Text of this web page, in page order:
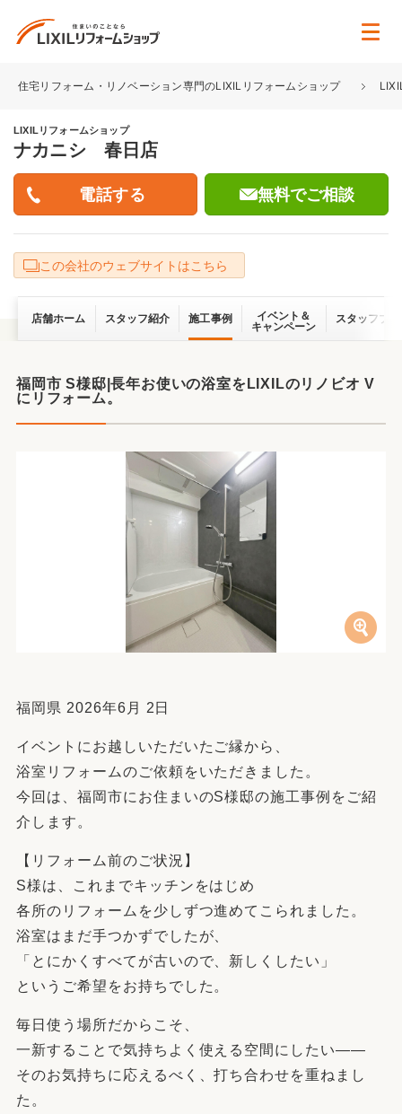
住宅リフォーム・リノベーション専門のLIXILリフォームショップ
LIXILリフォームショップ
ナカニシ 春日店
無料でご相談
この会社のウェブサイトはこちら
店舗ホーム スタッフ紹介 施工事例
イベント＆
キャンペーン
スタッフブ
福岡市 S様邸|長年お使いの浴室をLIXILのリノビオ V
にリフォーム。
福岡県 2026年6月 2日
イベントにお越しいただいたご縁から、
浴室リフォームのご依頼をいただきました。
今回は、福岡市にお住まいのS様邸の施工事例をご紹
介します。
【リフォーム前のご状況】
S様は、これまでキッチンをはじめ
各所のリフォームを少しずつ進めてこられました。
浴室はまだ手つかずでしたが、
「とにかくすべてが古いので、新しくしたい」
というご希望をお持ちでした。
毎日使う場所だからこそ、
一新することで気持ちよく使える空間にしたい——
そのお気持ちに応えるべく、打ち合わせを重ねまし
た。